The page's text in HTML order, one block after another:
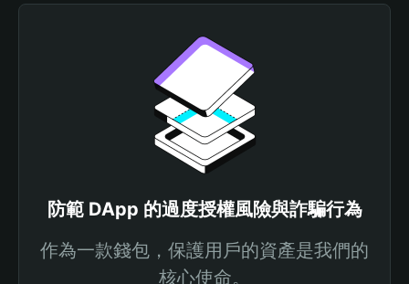
防範 DApp 的過度授權風險與詐騙行為
作為一款錢包，保護用戶的資產是我們的
核心使命。